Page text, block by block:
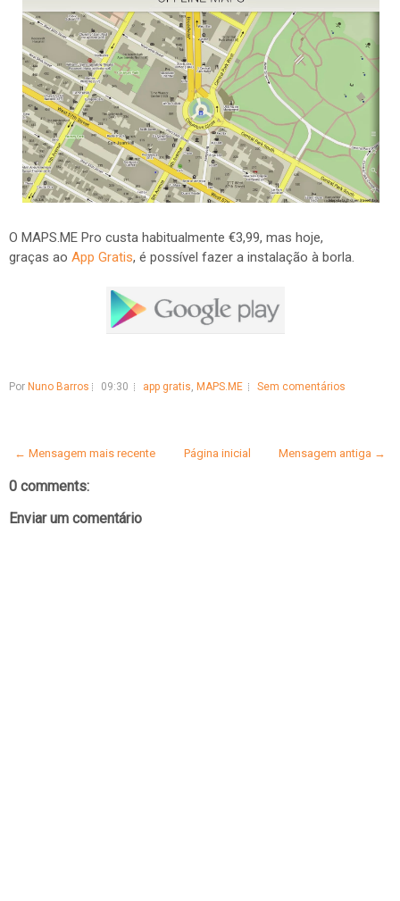
O MAPS.ME Pro custa habitualmente €3,99, mas hoje,
graças ao App Gratis, é possível fazer a instalação à borla.
Por Nuno Barros 09:30 app gratis, MAPS.ME Sem comentários
← Mensagem mais recente Mensagem antiga →
Página inicial
0 comments:
Enviar um comentário